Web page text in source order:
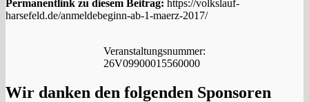
Permanentlink zu diesem Beitrag: https://volkslauf-
harsefeld.de/anmeldebeginn-ab-1-maerz-2017/
Veranstaltungsnummer:
26V09900015560000
Wir danken den folgenden Sponsoren